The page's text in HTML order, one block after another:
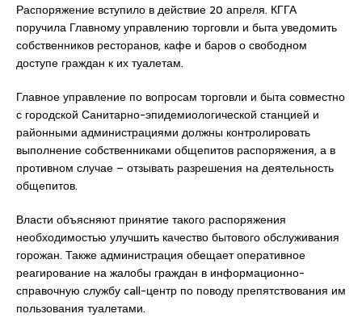
Распоряжение вступило в действие 20 апреля. КГГА
поручила Главному управлению торговли и быта уведомить
собственников ресторанов, кафе и баров о свободном
доступе граждан к их туалетам.
Главное управление по вопросам торговли и быта совместно
с городской Санитарно-эпидемиологической станцией и
районными администрациями должны контролировать
выполнение собственниками общепитов распоряжения, а в
противном случае – отзывать разрешения на деятельность
общепитов.
Власти объясняют принятие такого распоряжения
необходимостью улучшить качество бытового обслуживания
горожан. Также администрация обещает оперативное
реагирование на жалобы граждан в информационно-
справочную службу call-центр по поводу препятствования им
пользования туалетами.